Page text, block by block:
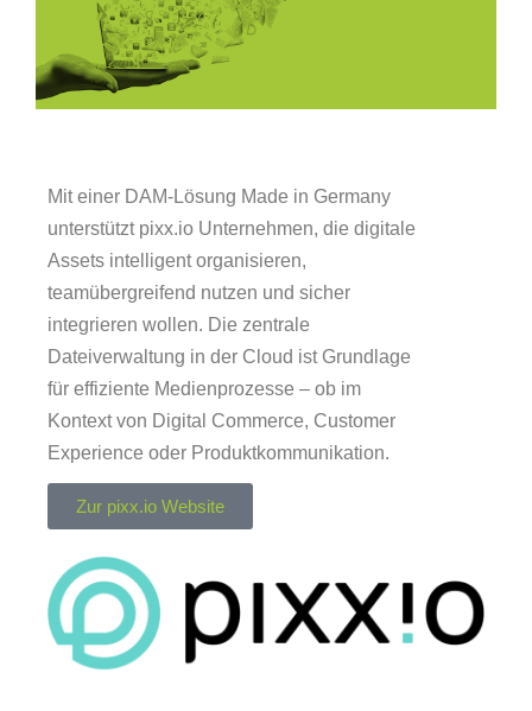
Mit einer DAM-Lösung Made in Germany
unterstützt pixx.io Unternehmen, die digitale
Assets intelligent organisieren,
teamübergreifend nutzen und sicher
integrieren wollen. Die zentrale
Dateiverwaltung in der Cloud ist Grundlage
für effiziente Medienprozesse – ob im
Kontext von Digital Commerce, Customer
Experience oder Produktkommunikation.
Zur pixx.io Website